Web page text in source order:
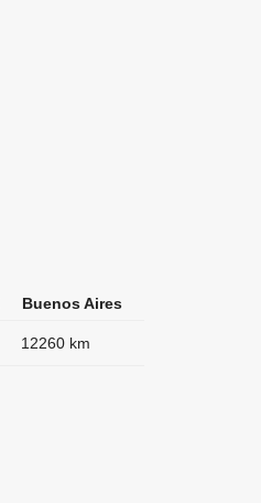
Buenos Aires
12260 km